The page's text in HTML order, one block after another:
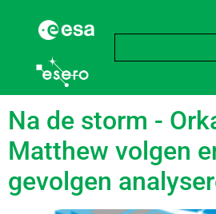
language:
Na de storm -
Matthew volgen
gevolgen